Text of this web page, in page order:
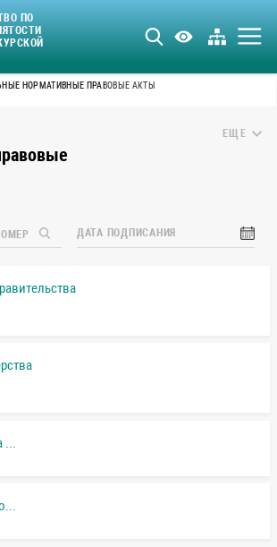
ПО
НОРМАТИВНЫЕ ПРАВОВЫЕ АКТЫ
ДАТА ПОДПИСАНИЯ
ЕЩЕ
Указы Президента РФ
Федеральные законы